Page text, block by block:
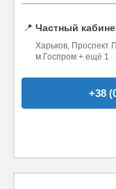
📍 Частный
Харьков, Проспект
м.Госпром + ещё 1
+38